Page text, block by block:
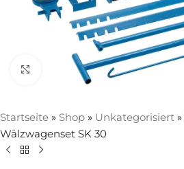
Zum Vergrößern anklicken
Startseite » Shop » Unkategorisiert »
Wälzwagenset SK 30